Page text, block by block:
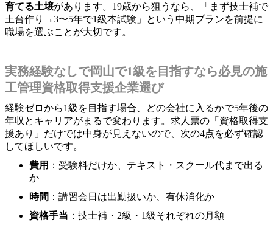
育てる土壌があります。19歳から狙うなら、「まず技士補で
土台作り→3〜5年で1級本試験」という中期プランを前提に
職場を選ぶことが大切です。
実務経験なしで岡山で1級を目指すなら必見の施
工管理資格取得支援企業選び
経験ゼロから1級を目指す場合、どの会社に入るかで5年後の
年収とキャリアがまるで変わります。求人票の「資格取得支
援あり」だけでは中身が見えないので、次の4点を必ず確認
してほしいです。
費用 ：受験料だけか、テキスト・スクール代まで出る
か
時間 ：講習会日は出勤扱いか、有休消化か
資格手当 ：技士補・2級・1級それぞれの月額